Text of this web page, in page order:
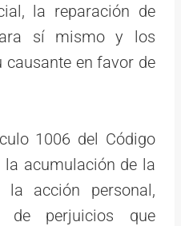
la reparación de
sí mismo y los
en favor de
1006 del Código
la acumulación de la
la acción personal,
de perjuicios que